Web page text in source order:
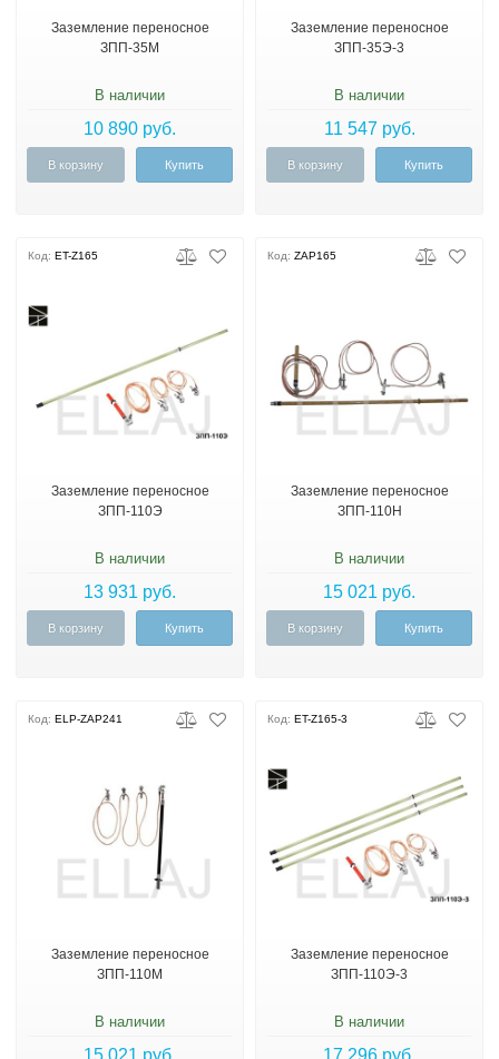
Заземление переносное
ЗПП-35М
В наличии
10 890 руб.
В корзину Купить
Заземление переносное
ЗПП-35Э-3
В наличии
11 547 руб.
В корзину Купить
Код: ET-Z165
Заземление переносное
ЗПП-110Э
В наличии
13 931 руб.
В корзину Купить
Код: ZAP165
Заземление переносное
ЗПП-110Н
В наличии
15 021 руб.
В корзину Купить
Код: ELP-ZAP241
Заземление переносное
ЗПП-110М
В наличии
Код: ET-Z165-3
Заземление переносное
ЗПП-110Э-3
В наличии